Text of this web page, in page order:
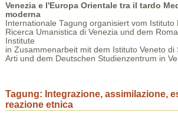
Venezia e l'Europa Orientale tra il tardo
moderna
Internationale Tagung organisiert vom Istituto
Ricerca Umanistica di Venezia und dem
Institute
in Zusammenarbeit mit dem Istituto Veneto di
Arti und dem Deutschen Studienzentrum in
Tagung: Integrazione, assimilazione,
reazione etnica